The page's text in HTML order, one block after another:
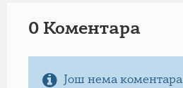
0 Коментарa
Још нема коментара